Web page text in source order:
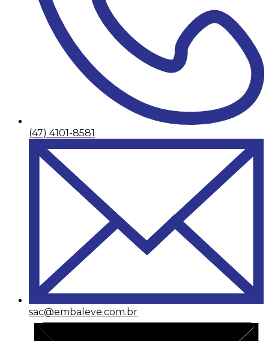
(47) 4101-8581
sac@embaleve.com.br